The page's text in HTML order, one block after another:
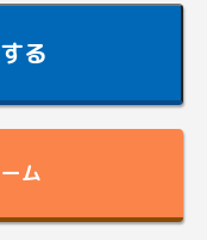
る
ム